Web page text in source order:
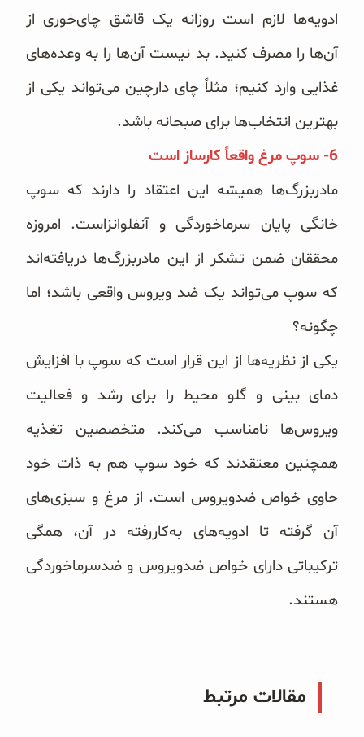
ادویه‌ها لازم است روزانه یک قاشق چای‌خوری از
آن‌ها را مصرف کنید. بد نیست آن‌ها را به وعده‌های
غذایی وارد کنیم؛ مثلاً چای دارچین می‌تواند یکی از
بهترین انتخاب‌ها برای صبحانه باشد.
6- سوپ مرغ واقعاً کارساز است
مادربزرگ‌ها همیشه این اعتقاد را دارند که سوپ
خانگی پایان سرماخوردگی و آنفلوانزاست. امروزه
محققان ضمن تشکر از این مادربزرگ‌ها دریافته‌اند
که سوپ می‌تواند یک ضد ویروس واقعی باشد؛ اما
چگونه؟
یکی از نظریه‌ها از این قرار است که سوپ با افزایش
دمای بینی و گلو محیط را برای رشد و فعالیت
ویروس‌ها نامناسب می‌کند. متخصصین تغذیه
همچنین معتقدند که خود سوپ هم به ذات خود
حاوی خواص ضدویروس است. از مرغ و سبزی‌های
آن گرفته تا ادویه‌های به‌کاررفته در آن، همگی
ترکیباتی دارای خواص ضدویروس و ضدسرماخوردگی
هستند.
مقالات مرتبط